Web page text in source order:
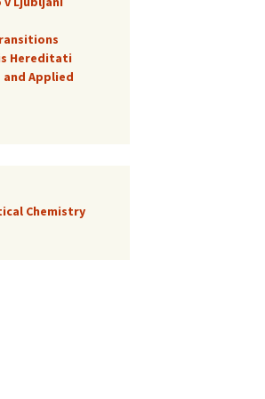
Hereditati
Applied
Chemistry